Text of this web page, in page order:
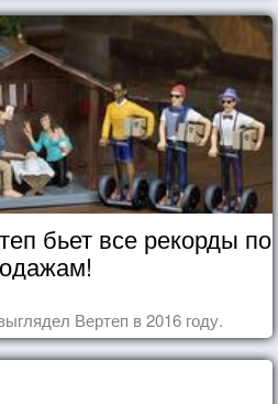
бьет все рекорды по
Вертеп в 2016 году.